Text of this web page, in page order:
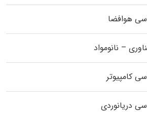
هوافضا
– نانومواد
کامپیوتر
دریانوردی